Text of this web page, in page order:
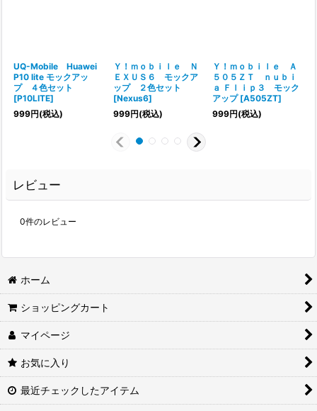
UQ-Mobile Huawei
P10 lite モックアッ
プ ４色セット
[P10LITE]
999円(税込)
Ｙ！ｍｏｂｉｌｅ Ｎ
ＥＸＵＳ６ モックア
ップ ２色セット
[Nexus6]
999円(税込)
Ｙ！ｍｏｂｉｌｅ Ａ
５０５ＺＴ ｎｕｂｉ
ａ Ｆｌｉｐ３ モック
アップ [A505ZT]
999円(税込)
レビュー
0件のレビュー
ホーム
ショッピングカート
マイページ
お気に入り
最近チェックしたアイテム